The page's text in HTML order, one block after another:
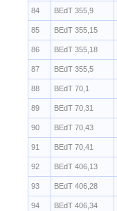
84 BEdT 355,9
85 BEdT 355,15
86 BEdT 355,18
87 BEdT 355,5
88 BEdT 70,1
89 BEdT 70,31
90 BEdT 70,43
91 BEdT 70,41
92 BEdT 406,13
93 BEdT 406,28
94 BEdT 406,34